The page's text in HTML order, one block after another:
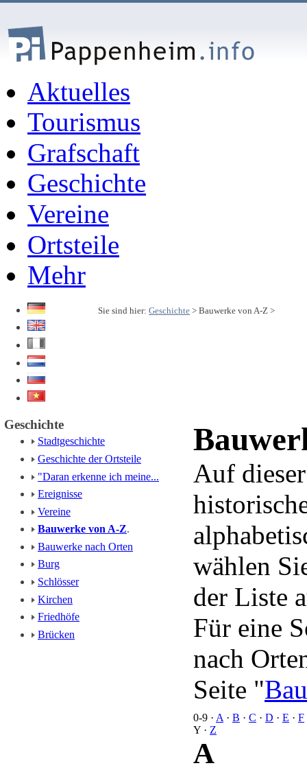
Aktuelles
Tourismus
Grafschaft
Geschichte
Vereine
Ortsteile
Mehr
Sie sind hier:Geschichte > Bauwerke von A-Z >
Geschichte
Stadtgeschichte
Geschichte der Ortsteile
"Daran erkenne ich meine...
Ereignisse
Vereine
Bauwerke von A-Z.
Bauwerke nach Orten
Burg
Schlösser
Kirchen
Friedhöfe
Brücken
Auf
wählen
der Liste
Für eine
nach
Seite "
0-9 · A ·B ·C ·D ·E ·F
Y · Z
A